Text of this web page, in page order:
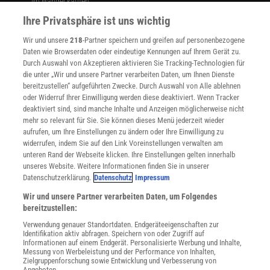
Presse
Verträge kündigen
Widerruf
INFO
Mediadaten
Datenschutz
Nutzungsbedingungen
Cookie-Einstellungen
Utiq verwalten
Nutzungsbasierte Onlinewerbung
Alle Artikel
Impressum
Angebote für Schulen
Angebote für Institutionen
Sprachen lernen mit Gymglish
Lexika
Für Spektrum schreiben
Zugänglichkeitserklärung
Ihre Privatsphäre ist uns wichtig
Wir und unsere218-Partner speichern und greifen auf personenbezogene
Daten wie Browserdaten oder eindeutige Kennungen auf Ihrem Gerät zu.
Durch Auswahl von Akzeptieren aktivieren Sie Tracking-Technologien für
die unter „Wir und unsere Partner verarbeiten Daten, um Ihnen Dienste
bereitzustellen“ aufgeführten Zwecke. Durch Auswahl von Alle ablehnen
oder Widerruf Ihrer Einwilligung werden diese deaktiviert. Wenn Tracker
deaktiviert sind, sind manche Inhalte und Anzeigen möglicherweise nicht
mehr so relevant für Sie. Sie können dieses Menü jederzeit wieder
aufrufen, um Ihre Einstellungen zu ändern oder Ihre Einwilligung zu
widerrufen, indem Sie auf den Link Voreinstellungen verwalten am
unteren Rand der Webseite klicken. Ihre Einstellungen gelten innerhalb
unseres Website. Weitere Informationen finden Sie in unserer
Datenschutzerklärung. Datenschutz Impressum
Wir und unsere Partner verarbeiten Daten, um Folgendes
bereitzustellen:
Verwendung genauer Standortdaten. Endgeräteeigenschaften zur
Identifikation aktiv abfragen. Speichern von oder Zugriff auf
Informationen auf einem Endgerät. Personalisierte Werbung und Inhalte,
Messung von Werbeleistung und der Performance von Inhalten,
Zielgruppenforschung sowie Entwicklung und Verbesserung von